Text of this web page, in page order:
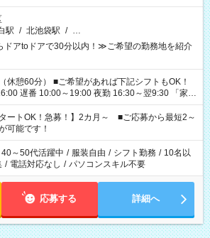
駅 / 北池袋駅 / …
アtoドアで30分以内！≫ご希望の勤務地を紹介
があれば下記シフトもOK！
遅番 10:00～19:00 夜勤 16:30～翌9:30 「家族
たい」 「余裕を持って夕飯の準備がしたい」
業はしたくない」 など、ご希望を教えてください
お仕事の勤務時間。 合計で週40時間を超える場
ません。
タートOK！急募！】2カ月～ ■ご応募から最短2～
可能です！
40～50代活躍中 / 服装自由 / シフト勤務 / 10名以
/ 電話対応なし / パソコンスキル不要
応募する 詳細へ